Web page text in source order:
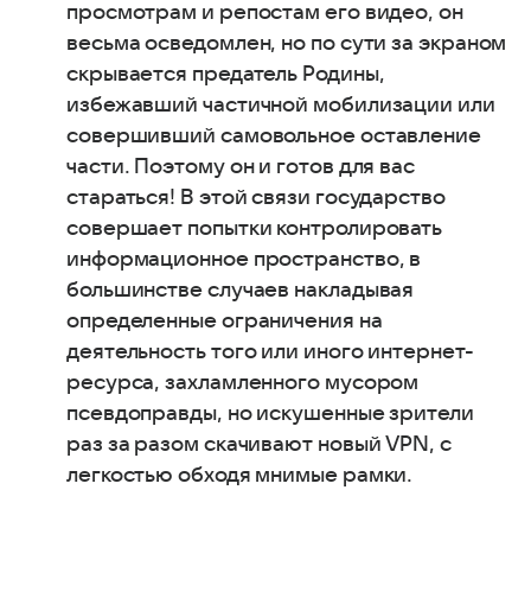
просмотрам и репостам его видео, он
весьма осведомлен, но по сути за экраном
скрывается предатель Родины,
избежавший частичной мобилизации или
совершивший самовольное оставление
части. Поэтому он и готов для вас
стараться! В этой связи государство
совершает попытки контролировать
информационное пространство, в
большинстве случаев накладывая
определенные ограничения на
деятельность того или иного интернет-
ресурса, захламленного мусором
псевдоправды, но искушенные зрители
раз за разом скачивают новый VPN, с
легкостью обходя мнимые рамки.